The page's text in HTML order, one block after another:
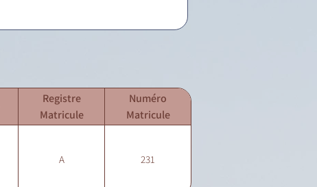
Registre
Matricule
Numéro
Matricule
A 231